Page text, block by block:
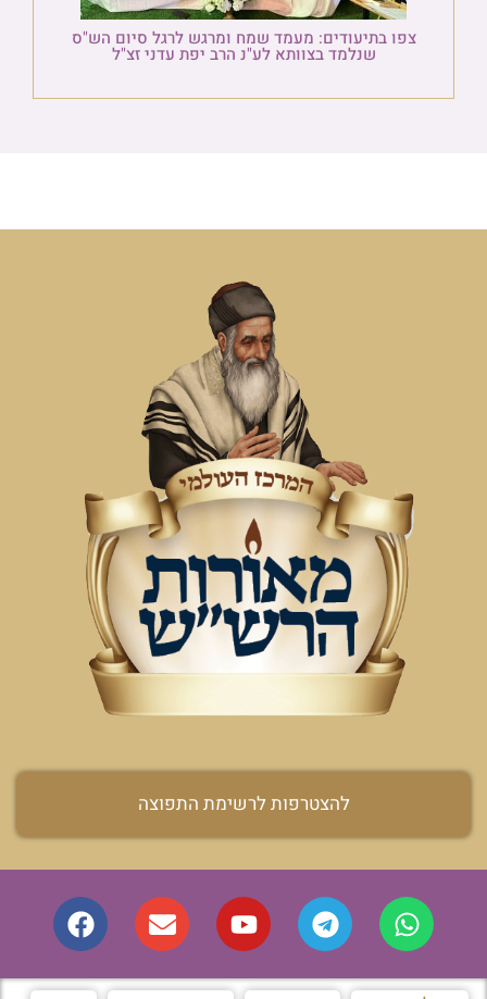
צפו בתיעודים: מעמד שמח ומרגש לרגל סיום הש"ס
שנלמד בצוותא לע"נ הרב יפת עדני זצ"ל
להצטרפות לרשימת התפוצה